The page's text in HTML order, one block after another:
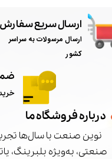
ارسال سریع سفارش
ارسال مرسولات به سراسر
کشور
درباره فروشگاه ما
نوین صنعت با سال‌ها
صنعتی، به‌ویژه بلبرینگ،